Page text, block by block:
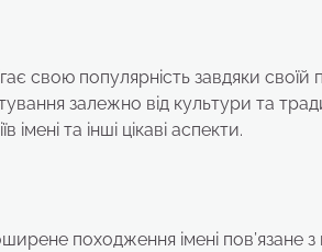
свою популярність завдяки своїй
залежно від культури та
та інші цікаві аспекти.
походження імені